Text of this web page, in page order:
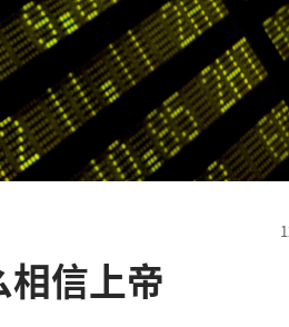
信上帝